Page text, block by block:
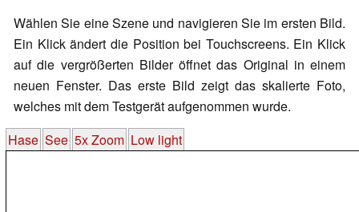
Wählen Sie eine Szene und navigieren Sie im ersten Bild.
Ein Klick ändert die Position bei Touchscreens. Ein Klick
auf die vergrößerten Bilder öffnet das Original in einem
neuen Fenster. Das erste Bild zeigt das skalierte Foto,
welches mit dem Testgerät aufgenommen wurde.
Hase See 5x Zoom Low light